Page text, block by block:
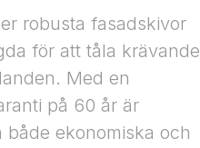
robusta fasadskivor
för att tåla krävande
Med en
på 60 år är
både ekonomiska och